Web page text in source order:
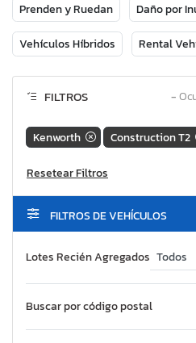
Prenden y Ruedan Daño por
Vehículos Híbridos Rental
FILTROS −
Kenworth Construction T2
FILTROS DE VEHÍCULOS
Lotes Recién Agregados
Buscar por código postal